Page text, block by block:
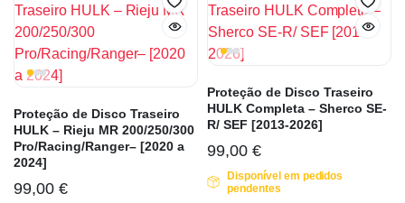
Proteção de Disco Traseiro
HULK – Rieju MR 200/250/300
Pro/Racing/Ranger– [2020 a
2024]
99,00 €
Proteção de Disco Traseiro
HULK Completa – Sherco SE-
R/ SEF [2013-2026]
99,00 €
Disponível em pedidos
pendentes